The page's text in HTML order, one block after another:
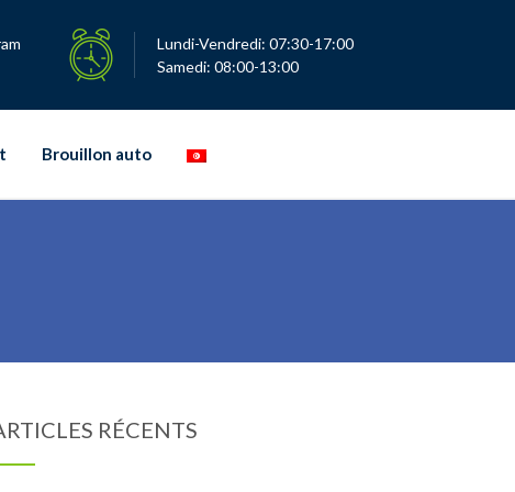
Lundi-Vendredi: 07:30-17:00
Samedi: 08:00-13:00
Brouillon auto
RÉCENTS